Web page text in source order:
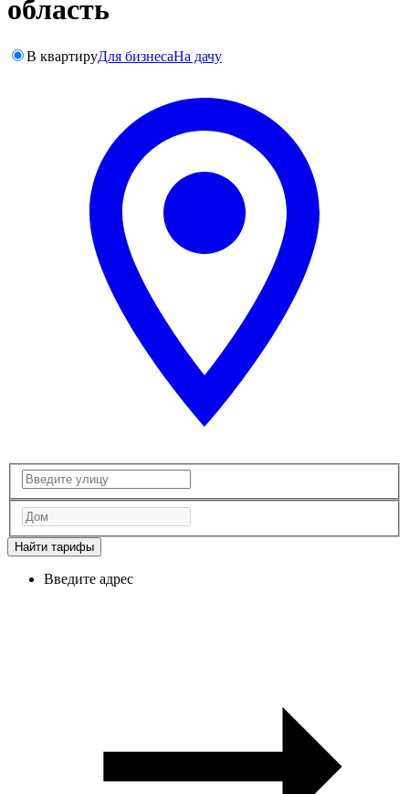
область
В квартируДля бизнесаНа дачу
Найти тарифы
Введите адрес